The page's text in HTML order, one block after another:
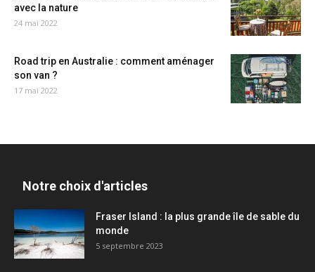
avec la nature
24 mai 2022
Road trip en Australie : comment aménager
son van ?
17 mai 2022
Notre choix d'articles
Fraser Island : la plus grande île de sable du
monde
5 septembre 2023